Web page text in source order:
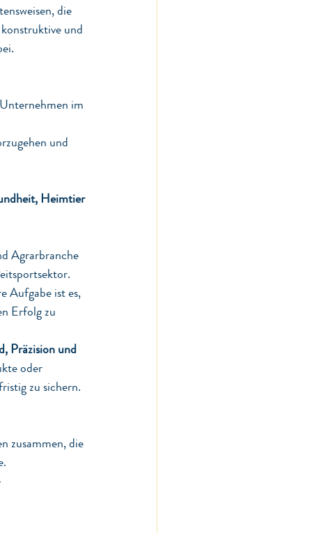
die
und
im
und
Heimtier
Agrarbranche
Aufgabe ist es,
Erfolg zu
Präzision und
oder
zu sichern.
zusammen, die